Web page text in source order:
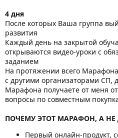
4 дня
После которых Ваша группа
развития
Каждый день на закрытой
открываются видео-уроки с
заданием
На протяжении всего
с другими организаторами СП,
Марафона получаете от меня
вопросы по совместным
ПОЧЕМУ ЭТОТ МАРАФОН, А НЕ
Первый онлайн-продукт,